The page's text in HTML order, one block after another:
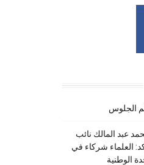
عبد المالك نائب
العلماء شركاء في
الوطنية